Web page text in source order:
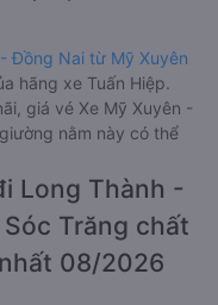
Đồng Nai từ Mỹ Xuyên
hãng xe Tuấn Hiệp.
giá vé Xe Mỹ Xuyên -
nằm này có thể
Long Thành -
Trăng chất
08/2026